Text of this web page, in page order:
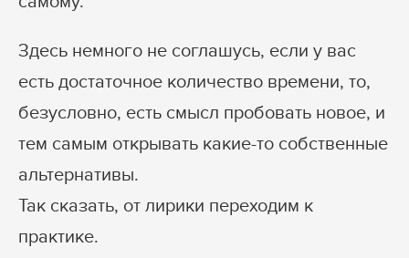
Здесь немного не соглашусь, если у вас
есть достаточное количество времени, то,
безусловно, есть смысл пробовать новое, и
тем самым открывать какие-то собственные
альтернативы.
Так сказать, от лирики переходим к
практике.